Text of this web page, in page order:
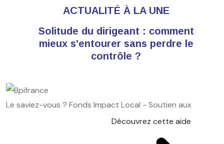
ACTUALITÉ À LA UNE
Solitude du dirigeant : comment
mieux s’entourer sans perdre le
contrôle ?
Le saviez-vous ? Fonds Impact Local - Soutien aux
Découvrez cette aide